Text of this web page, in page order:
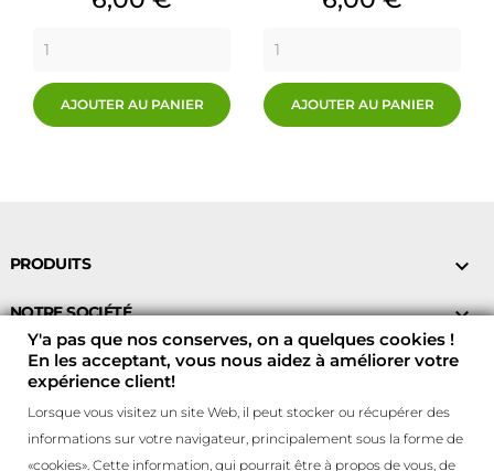
AJOUTER AU PANIER AJOUTER AU PANIER
PRODUITS 
NOTRE SOCIÉTÉ 
VOTRE COMPTE 
CONTACTEZ-NOUS ! 
Contrôlez votre vie privée
Y'a pas que nos conserves, on a quelques cookies !
En les acceptant, vous nous aidez à améliorer votre
expérience client!
Lorsque vous visitez un site Web, il peut stocker ou récupérer des
informations sur votre navigateur, principalement sous la forme de
«cookies». Cette information, qui pourrait être à propos de vous, de